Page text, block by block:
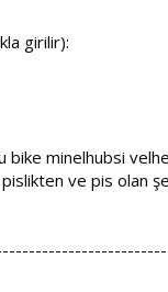
girilir):
bike minelhubsi
pislikten ve pis